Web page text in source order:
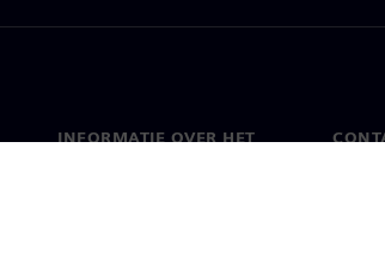
INFORMATIE OVER HET